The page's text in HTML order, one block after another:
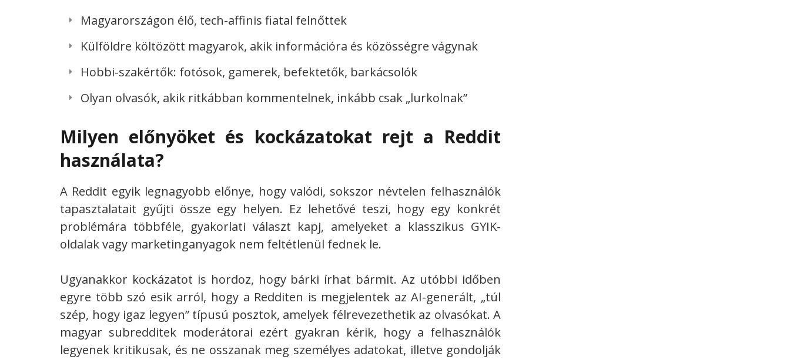
Magyarországon élő, tech-affinis fiatal felnőttek
Külföldre költözött magyarok, akik információra és közösségre vágynak
Hobbi-szakértők: fotósok, gamerek, befektetők, barkácsolók
Olyan olvasók, akik ritkábban kommentelnek, inkább csak „lurkolnak”
Milyen előnyöket és kockázatokat rejt a Reddit
használata?
A Reddit egyik legnagyobb előnye, hogy valódi, sokszor névtelen felhasználók
tapasztalatait gyűjti össze egy helyen. Ez lehetővé teszi, hogy egy konkrét
problémára többféle, gyakorlati választ kapj, amelyeket a klasszikus GYIK-
oldalak vagy marketinganyagok nem feltétlenül fednek le.
Ugyanakkor kockázatot is hordoz, hogy bárki írhat bármit. Az utóbbi időben
egyre több szó esik arról, hogy a Redditen is megjelentek az AI-generált, „túl
szép, hogy igaz legyen” típusú posztok, amelyek félrevezethetik az olvasókat. A
magyar subredditek moderátorai ezért gyakran kérik, hogy a felhasználók
legyenek kritikusak, és ne osszanak meg személyes adatokat, illetve gondolják